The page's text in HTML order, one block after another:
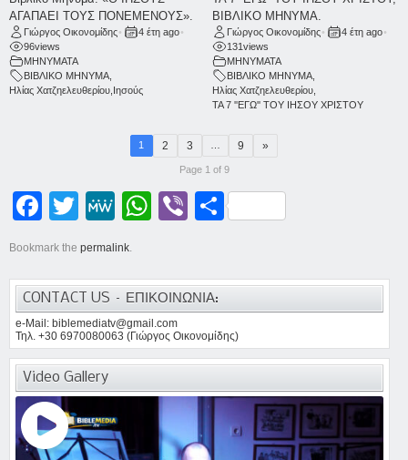
ΑΓΑΠΑΕΙ ΤΟΥΣ ΠΟΝΕΜΕΝΟΥΣ».
Γιώργος Οικονομίδης• 4 έτη ago•
96views
ΜΗΝΥΜΑΤΑ
ΒΙΒΛΙΚΟ ΜΗΝΥΜΑ
Ηλίας Χατζηελευθερίου Ιησούς
ΒΙΒΛΙΚΟ ΜΗΝΥΜΑ.
Γιώργος Οικονομίδης• 4 έτη ago•
131views
ΜΗΝΥΜΑΤΑ
ΒΙΒΛΙΚΟ ΜΗΝΥΜΑ
Ηλίας Χατζηελευθερίου
ΤΑ 7 ''ΕΓΩ'' ΤΟΥ ΙΗΣΟΥ ΧΡΙΣΤΟΥ
1 2 3 9 »
Page 1 of 9
Facebook Twitter MeWe WhatsAppViber Μοιραστείτε
Bookmark the permalink.
CONTACT US – ΕΠΙΚΟΙΝΩΝΙΑ:
e-Mail: biblemediatv@gmail.com
Τηλ. +30 6970080063 (Γιώργος Οικονομίδης)
Video Gallery